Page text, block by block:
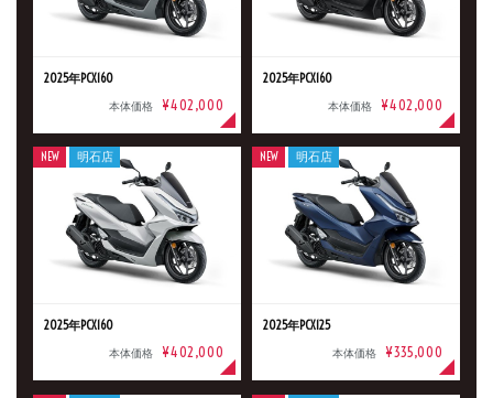
2025年PCX160
本体価格 ¥402,000
2025年PCX160
本体価格 ¥402,000
2025年PCX160
本体価格 ¥402,000
NEW 明石店
2025年PCX125
本体価格 ¥335,000
NEW 明石店